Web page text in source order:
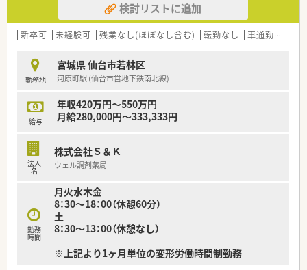
【法人特徴について】
■在宅訪問を担当するスタッフと店舗に残るスタッフで、しっか
りと役割分担を行っております。
況を多角的にサポートしています。
■残業はほとんど発生しない環境となっており、終業後のプライ
ベートな時間も大切にできます。
【求人情報について】
■時給は2000円からのスタートとなり、週30時間以上勤務でき
タイルに合わせた勤務が可能です。
■土曜日は完全休みではなく、月に1回から2回程度の勤務が可
検討リストに追加
新卒可 未経験可 残業なし(ほぼなし含む) 転勤なし 車通勤可
勤務地
宮城県 仙台市若林区
河原町駅 (仙台市営地下鉄南北線)
給与
年収420万円～550万円
月給280,000円～333,333円
法人
名
株式会社Ｓ＆Ｋ
ウェル調剤薬局
勤務
時間
月火水木金
8：30～18：00（休憩60分）
土
8：30～13：00（休憩なし）
※上記より1ヶ月単位の変形労働時間制勤務